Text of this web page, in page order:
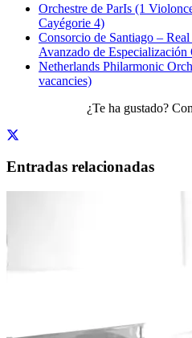
Orchestre de ParIs (1
Cayégorie 4)
Consorcio de Santiago –
Avanzado de Especialización
Netherlands Philarmonic
vacancies)
¿Te ha gustado?
Entradas relacionadas